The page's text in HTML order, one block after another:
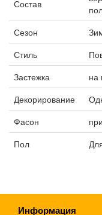
Состав
Сезон
Стиль
Застежка
на
Декорирование
Фасон
Пол
Информация